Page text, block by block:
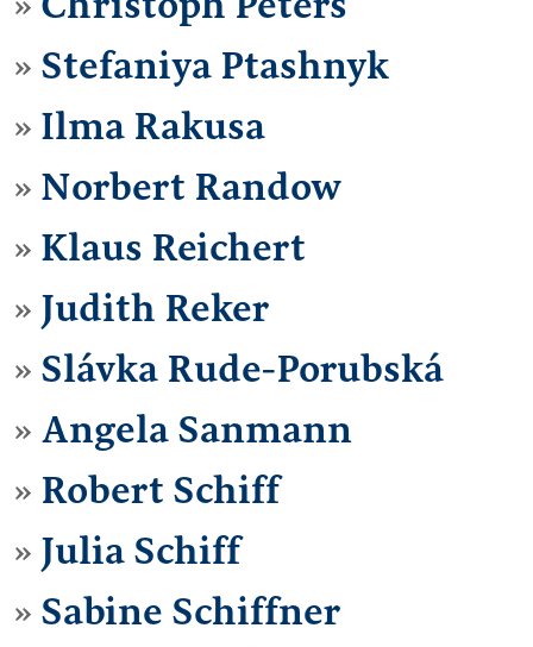
Stefaniya Ptashnyk
Ilma Rakusa
Norbert Randow
Klaus Reichert
Judith Reker
Slávka Rude-Porubská
Angela Sanmann
Robert Schiff
Julia Schiff
Sabine Schiffner